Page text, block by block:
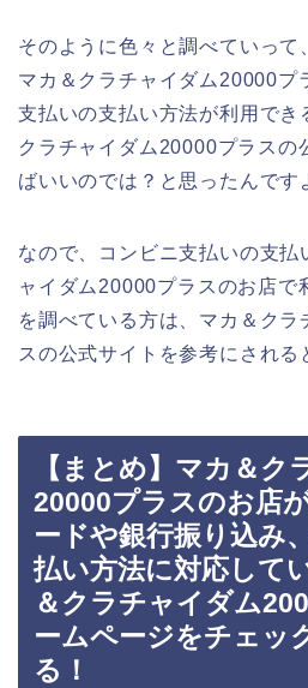
そのように色々と調べていって
マカ＆クラチャイダム20000プ
支払いの支払い方法が利用でき
クラチャイダム20000プラスの
ばいいのでは？と思ったんです
なので、コンビニ支払いの支払
ャイダム20000プラスのお店で
を調べている方は、マカ＆ク
スの公式サイトを参考にされる
【まとめ】マカ＆ク
20000プラスのお店
ードや銀行振り込み
払い方法に対応して
＆クラチャイダム
ームページをチェッ
る！